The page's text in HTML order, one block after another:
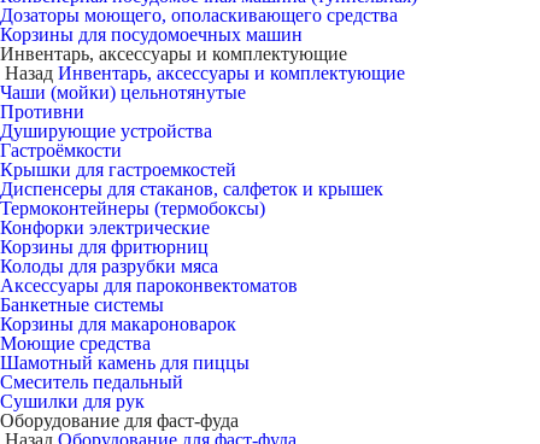
Дозаторы моющего, ополаскивающего средства
Корзины для посудомоечных машин
Инвентарь, аксессуары и комплектующие
Назад Инвентарь, аксессуары и комплектующие
Чаши (мойки) цельнотянутые
Противни
Душирующие устройства
Гастроёмкости
Крышки для гастроемкостей
Диспенсеры для стаканов, салфеток и крышек
Термоконтейнеры (термобоксы)
Конфорки электрические
Корзины для фритюрниц
Колоды для разрубки мяса
Аксессуары для пароконвектоматов
Банкетные системы
Корзины для макароноварок
Моющие средства
Шамотный камень для пиццы
Смеситель педальный
Сушилки для рук
Оборудование для фаст-фуда
Назад Оборудование для фаст-фуда